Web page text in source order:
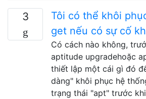
3
Tôi có thể khôi
get nếu có sự cố
Có cách nào không,
aptitude upgradehoặc
thiết lập một cái gì đó
dàng" khôi phục hệ
trạng thái "apt" trước